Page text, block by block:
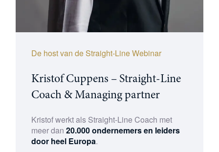
De host van de Straight-Line Webinar
Kristof Cuppens – Straight-Line
Coach & Managing partner
Kristof werkt als Straight-Line Coach met
meer dan 20.000 ondernemers en leiders
door heel Europa.